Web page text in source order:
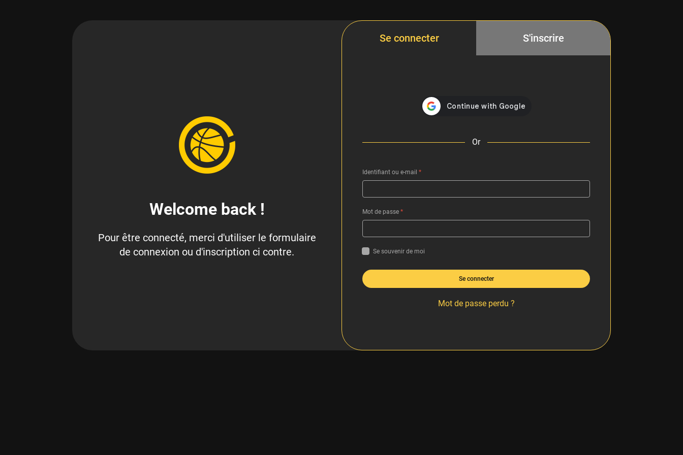
Welcome back !
Pour être connecté, merci d'utiliser le formulaire
de connexion ou d'inscription ci contre.
Se connecter S'inscrire
Or
Identifiant ou e-mail *
Mot de passe *
Se souvenir de moi
Se connecter
Mot de passe perdu ?